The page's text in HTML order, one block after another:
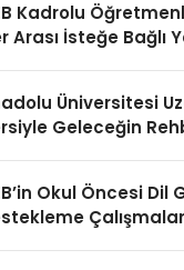
Kadrolu
Arası İsteğe Bağlı
Üniversitesi
Geleceğin
Okul Öncesi Dil